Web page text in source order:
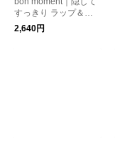
すっきり ラップ＆ポ
リ袋収納ホルダー 4本
収納 マグネット付き
2,640円